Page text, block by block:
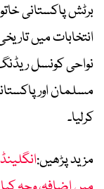
برٹش پاکستانی
انتخابات میں
نواحی کونسل
مسلمان اور
کرلیا۔
مزید پڑھیں: